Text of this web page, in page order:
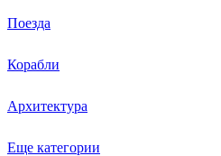
Поезда
Корабли
Архитектура
Еще категории